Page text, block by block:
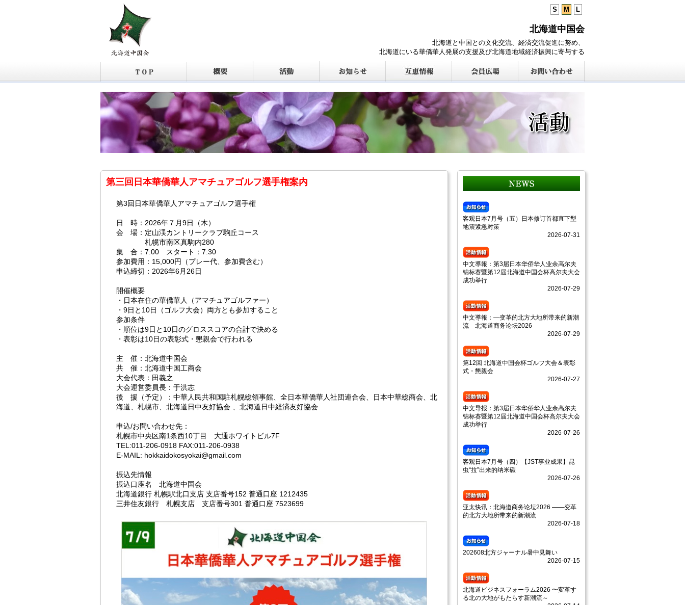
S M L
北海道中国会
北海道と中国との文化交流、経済交流促進に努め、
北海道にいる華僑華人発展の支援及び北海道地域経済振興に寄与する
第三回日本華僑華人アマチュアゴルフ選手権案内
第3回日本華僑華人アマチュアゴルフ選手権
日 時：2026年７月9日（木）
会 場：定山渓カントリークラブ駒丘コース
札幌市南区真駒内280
集 合：7:00 スタート：7:30
参加費用：15,000円（プレー代、参加費含む）
申込締切：2026年6月26日
開催概要
・日本在住の華僑華人（アマチュアゴルファー）
・9日と10日（ゴルフ大会）両方とも参加すること
参加条件
・順位は9日と10日のグロススコアの合計で決める
・表彰は10日の表彰式・懇親会で行われる
主 催：北海道中国会
共 催：北海道中国工商会
大会代表：田義之
大会運営委員長：于洪志
後 援（予定）：中華人民共和国駐札幌総領事館、全日本華僑華人社団連合会、日本中華総商会、北
海道、札幌市、北海道日中友好協会 、北海道日中経済友好協会
申込/お問い合わせ先：
札幌市中央区南1条西10丁目 大通ホワイトビル7F
TEL:011-206-0918 FAX:011-206-0938
E-MAIL: hokkaidokosyokai@gmail.com
振込先情報
振込口座名 北海道中国会
北海道銀行 札幌駅北口支店 支店番号152 普通口座 1212435
三井住友銀行 札幌支店 支店番号301 普通口座 7523699
客观日本7月号（五）日本修订首都直下型
地震紧急对策
2026-07-31
中文導報：第3届日本华侨华人业余高尔夫
锦标赛暨第12届北海道中国会杯高尔夫大会
成功举行
2026-07-29
中文導報：—变革的北方大地所带来的新潮
流 北海道商务论坛2026
2026-07-29
第12回 北海道中国会杯ゴルフ大会＆表彰
式・懇親会
2026-07-27
中文导报：第3届日本华侨华人业余高尔夫
锦标赛暨第12届北海道中国会杯高尔夫大会
成功举行
2026-07-26
客观日本7月号（四）【JST事业成果】昆
虫“拉”出来的纳米碳
2026-07-26
亚太快讯：北海道商务论坛2026 ——变革
的北方大地所带来的新潮流
2026-07-18
202608北方ジャーナル暑中見舞い
2026-07-15
北海道ビジネスフォーラム2026 〜変革す
る北の大地がもたらす新潮流～